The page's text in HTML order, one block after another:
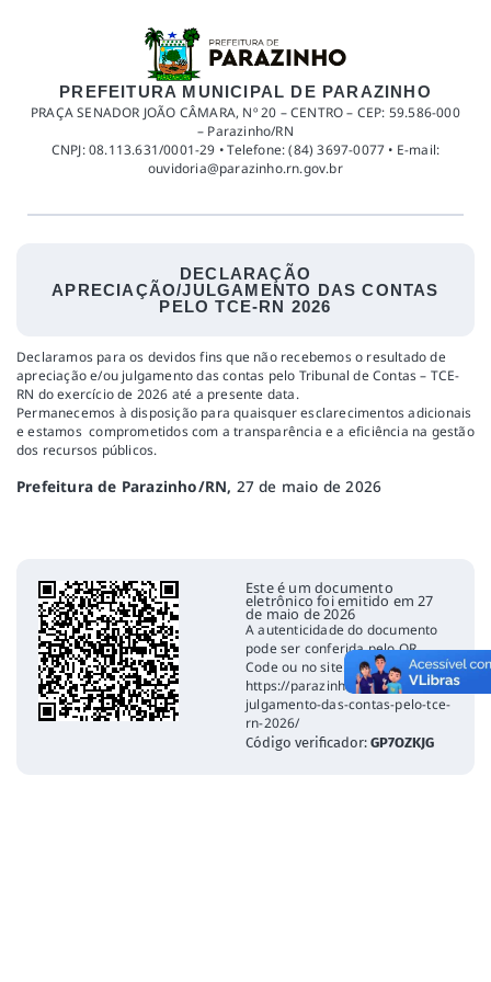
PREFEITURA MUNICIPAL DE PARAZINHO
PRAÇA SENADOR JOÃO CÂMARA, Nº 20 – CENTRO – CEP: 59.586-000
– Parazinho/RN
CNPJ:08.113.631/0001-29 • Telefone: (84) 3697-0077 • E-mail:
ouvidoria@parazinho.rn.gov.br
DECLARAÇÃO
APRECIAÇÃO/JULGAMENTO DAS CONTAS
PELO TCE-RN 2026
Declaramos para os devidos fins que não recebemos o resultado de
apreciação e/ou julgamento das contas pelo Tribunal de Contas – TCE-
RN do exercício de 2026 até a presente data.
Permanecemos à disposição para quaisquer esclarecimentos adicionais
e estamos comprometidos com a transparência e a eficiência na gestão
dos recursos públicos.
Prefeitura de Parazinho/RN, 27 de maio de 2026
Este é um documento
eletrônico foi emitido em 27
de maio de 2026
A autenticidade do documento
pode ser conferida pelo QR
Code ou no site:
https://parazinho.rn.gov.br/
julgamento-das-contas-pelo-tce-
rn-2026/
Código verificador: GP7OZKJG